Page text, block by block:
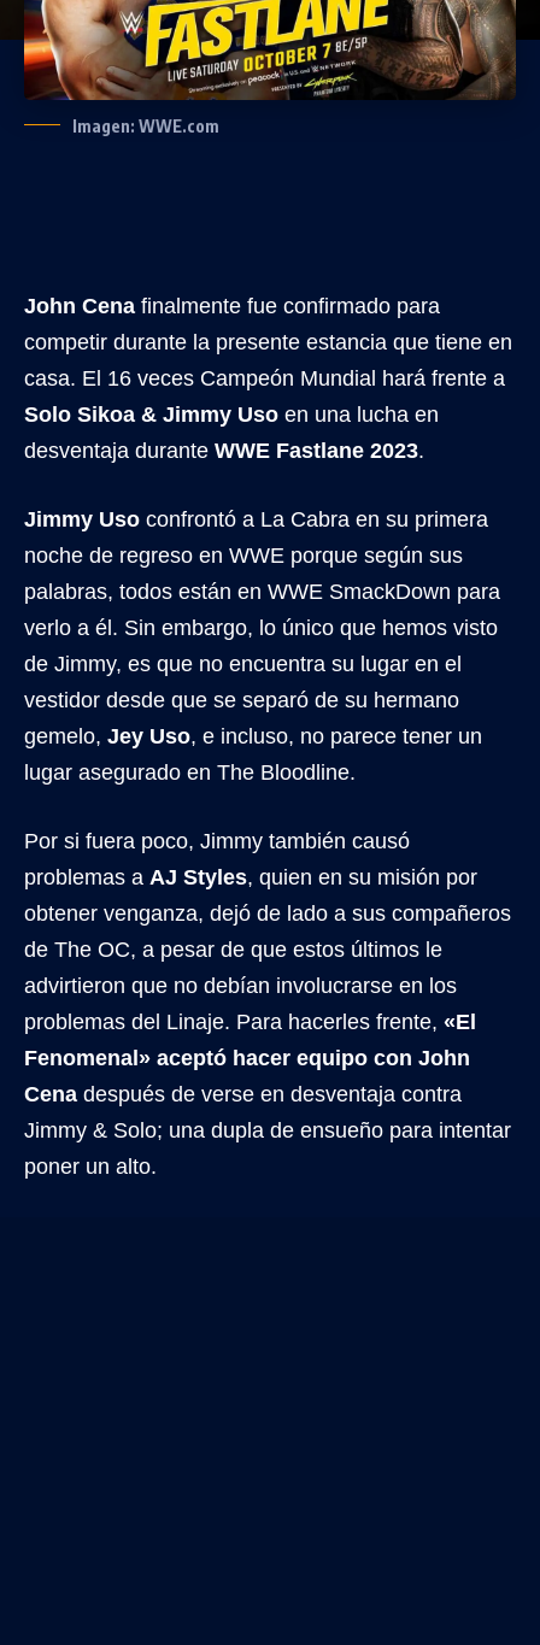
Imagen: WWE.com
John Cena finalmente fue confirmado para
competir durante la presente estancia que tiene en
casa. El 16 veces Campeón Mundial hará frente a
Solo Sikoa & Jimmy Uso en una lucha en
desventaja durante WWE Fastlane 2023.
Jimmy Uso confrontó a La Cabra en su primera
noche de regreso en WWE porque según sus
palabras, todos están en WWE SmackDown para
verlo a él. Sin embargo, lo único que hemos visto
de Jimmy, es que no encuentra su lugar en el
vestidor desde que se separó de su hermano
gemelo, Jey Uso, e incluso, no parece tener un
lugar asegurado en The Bloodline.
Por si fuera poco, Jimmy también causó
problemas a AJ Styles, quien en su misión por
obtener venganza, dejó de lado a sus compañeros
de The OC, a pesar de que estos últimos le
advirtieron que no debían involucrarse en los
problemas del Linaje. Para hacerles frente, «El
Fenomenal» aceptó hacer equipo con John
Cena después de verse en desventaja contra
Jimmy & Solo; una dupla de ensueño para intentar
poner un alto.